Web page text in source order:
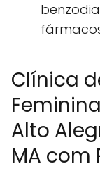
Clínica
Alto
MA com